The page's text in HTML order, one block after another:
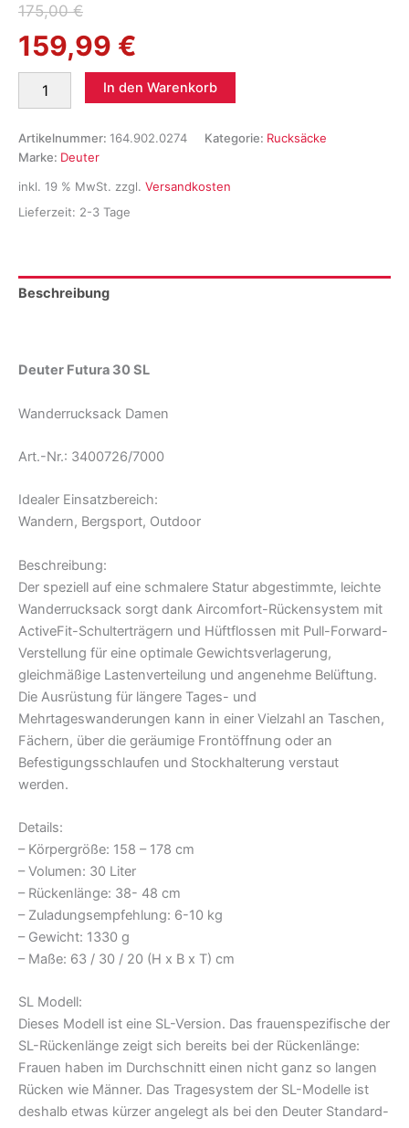
175,00€
Ursprünglicher
Preis
war:
175,00 €
159,99 €
Aktueller
Preis
ist:
159,99 €.
Futura
SL
Rucksack
Menge
In den Warenkorb
Artikelnummer: 164.902.0274 Kategorie: Rucksäcke
Marke: Deuter
inkl. 19 % MwSt. zzgl. Versandkosten
Lieferzeit: 2-3 Tage
Beschreibung
Deuter Futura 30 SL
Wanderrucksack Damen
Art.-Nr.: 3400726/7000
Idealer Einsatzbereich:
Wandern, Bergsport, Outdoor
Beschreibung:
Der speziell auf eine schmalere Statur abgestimmte, leichte
Wanderrucksack sorgt dank Aircomfort-Rückensystem mit
ActiveFit-Schulterträgern und Hüftflossen mit Pull-Forward-
Verstellung für eine optimale Gewichtsverlagerung,
gleichmäßige Lastenverteilung und angenehme Belüftung.
Die Ausrüstung für längere Tages- und
Mehrtageswanderungen kann in einer Vielzahl an Taschen,
Fächern, über die geräumige Frontöffnung oder an
Befestigungsschlaufen und Stockhalterung verstaut
werden.
Details:
– Körpergröße: 158 – 178 cm
– Volumen: 30 Liter
– Rückenlänge: 38- 48 cm
– Zuladungsempfehlung: 6-10 kg
– Gewicht: 1330 g
– Maße: 63 / 30 / 20 (H x B x T) cm
SL Modell:
Dieses Modell ist eine SL-Version. Das frauenspezifische der
SL-Rückenlänge zeigt sich bereits bei der Rückenlänge:
Frauen haben im Durchschnitt einen nicht ganz so langen
Rücken wie Männer. Das Tragesystem der SL-Modelle ist
deshalb etwas kürzer angelegt als bei den Deuter Standard-